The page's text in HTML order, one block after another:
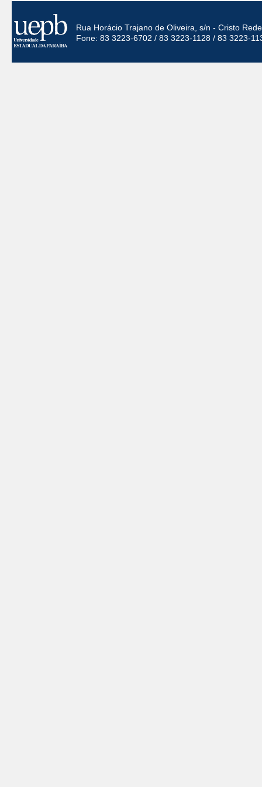
Rua Horácio Trajano de Oliveira, s/n - Cristo
Fone: 83 3223-6702 / 83 3223-1128 / 83 3223-